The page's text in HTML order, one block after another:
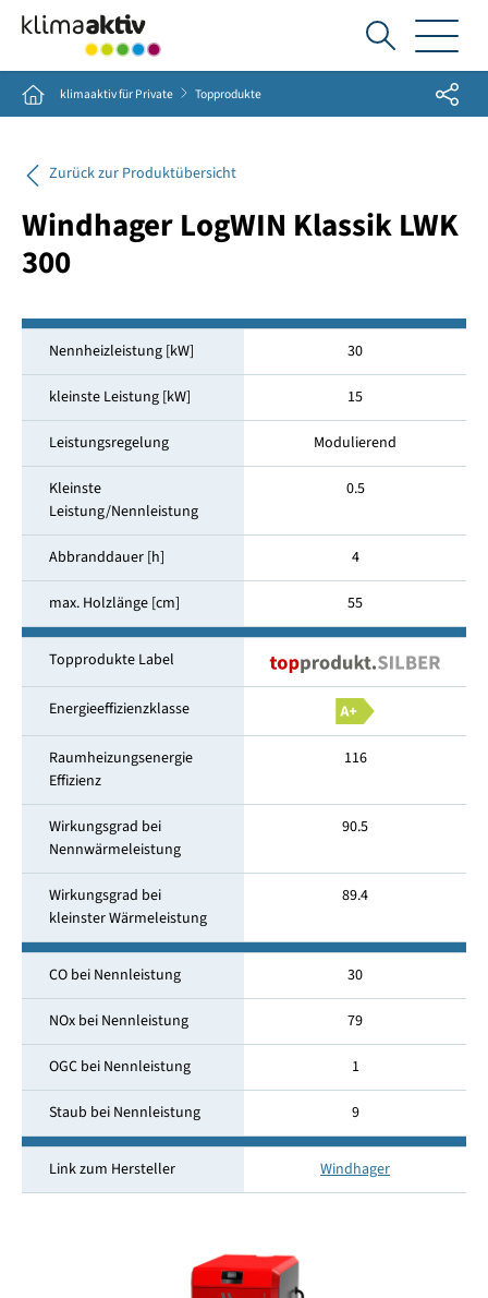
Ich
suche...
Home klimaaktiv für Private Topprodukte Share
Zurück zur Produktübersicht
Windhager LogWIN Klassik LWK
300
Nennheizleistung [kW] 30
kleinste Leistung [kW] 15
Leistungsregelung Modulierend
Kleinste
Leistung/Nennleistung
0.5
Abbranddauer [h] 4
max. Holzlänge [cm] 55
Topprodukte Label
Energieeffizienzklasse
Raumheizungsenergie
Effizienz
116
Wirkungsgrad bei
Nennwärmeleistung
90.5
Wirkungsgrad bei
kleinster Wärmeleistung
89.4
CO bei Nennleistung 30
NOx bei Nennleistung 79
OGC bei Nennleistung 1
Staub bei Nennleistung 9
Link zum Hersteller Windhager